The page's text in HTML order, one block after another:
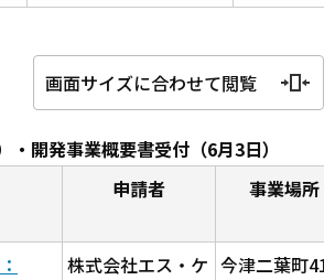
画面サイズに合わせて閲覧
・開発事業概要書受付（6月3日）
申請者 事業場所
株式会社エス・ケ 今津二葉町41